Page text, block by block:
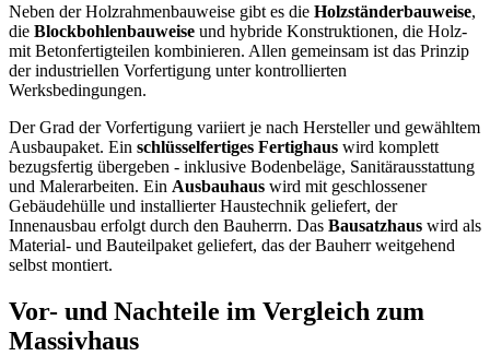
Neben der Holzrahmenbauweise gibt es die Holzständerbauweise,
die Blockbohlenbauweise und hybride Konstruktionen, die Holz-
mit Betonfertigteilen kombinieren. Allen gemeinsam ist das Prinzip
der industriellen Vorfertigung unter kontrollierten
Werksbedingungen.
Der Grad der Vorfertigung variiert je nach Hersteller und gewähltem
Ausbaupaket. Ein schlüsselfertiges Fertighaus wird komplett
bezugsfertig übergeben - inklusive Bodenbeläge, Sanitärausstattung
und Malerarbeiten. Ein Ausbauhaus wird mit geschlossener
Gebäudehülle und installierter Haustechnik geliefert, der
Innenausbau erfolgt durch den Bauherrn. Das Bausatzhaus wird als
Material- und Bauteilpaket geliefert, das der Bauherr weitgehend
selbst montiert.
Vor- und Nachteile im Vergleich zum
Massivhaus